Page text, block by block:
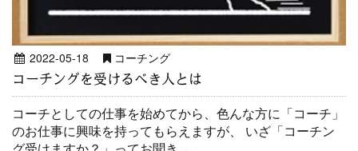
2022-05-18 コーチング
コーチングを受けるべき人とは
コーチとしての仕事を始めてから、色んな方に「コーチ」
のお仕事に興味を持ってもらえますが、 いざ「コーチン